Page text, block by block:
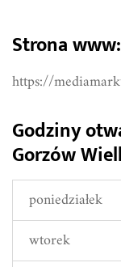
Strona www:
https://
Godziny
Gorzów
poniedziałek
wtorek